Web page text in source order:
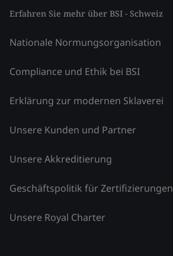
Erfahren Sie mehr über BSI - Schweiz
Nationale Normungsorganisation
Compliance und Ethik bei BSI
Erklärung zur modernen Sklaverei
Unsere Kunden und Partner
Unsere Akkreditierung
Geschäftspolitik für Zertifizierungen
Unsere Royal Charter